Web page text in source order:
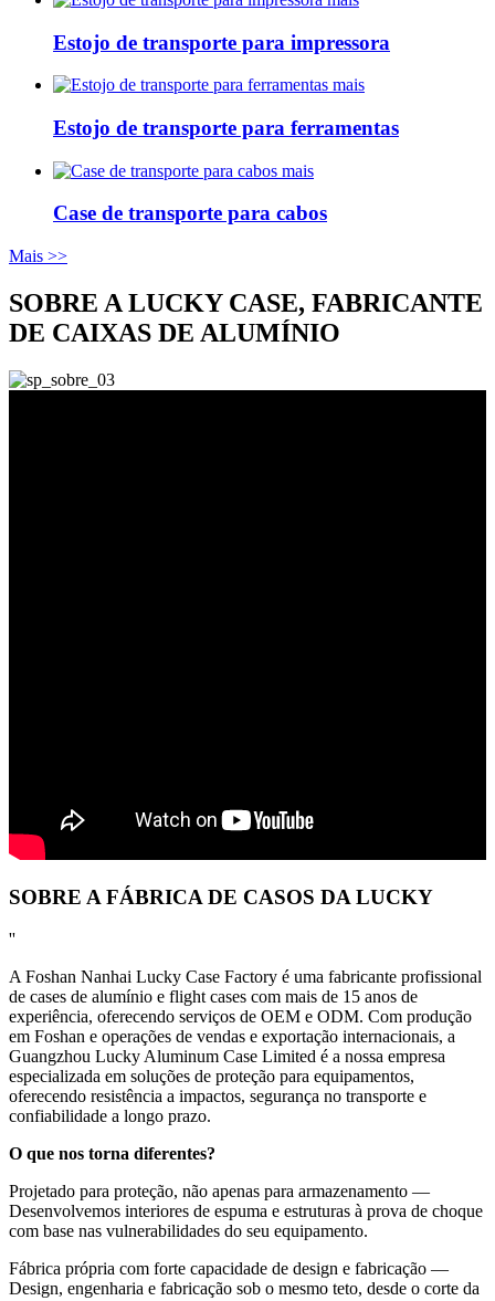
Estojo de transporte para impressora
mais
Estojo de transporte para ferramentas
mais
Case de transporte para cabos
Mais >>
SOBRE A LUCKY CASE, FABRICANTE
DE CAIXAS DE ALUMÍNIO
SOBRE A FÁBRICA DE CASOS DA LUCKY
''
A Foshan Nanhai Lucky Case Factory é uma fabricante profissional
de cases de alumínio e flight cases com mais de 15 anos de
experiência, oferecendo serviços de OEM e ODM. Com produção
em Foshan e operações de vendas e exportação internacionais, a
Guangzhou Lucky Aluminum Case Limited é a nossa empresa
especializada em soluções de proteção para equipamentos,
oferecendo resistência a impactos, segurança no transporte e
confiabilidade a longo prazo.
O que nos torna diferentes?
Projetado para proteção, não apenas para armazenamento —
Desenvolvemos interiores de espuma e estruturas à prova de choque
com base nas vulnerabilidades do seu equipamento.
Fábrica própria com forte capacidade de design e fabricação —
Design, engenharia e fabricação sob o mesmo teto, desde o corte da